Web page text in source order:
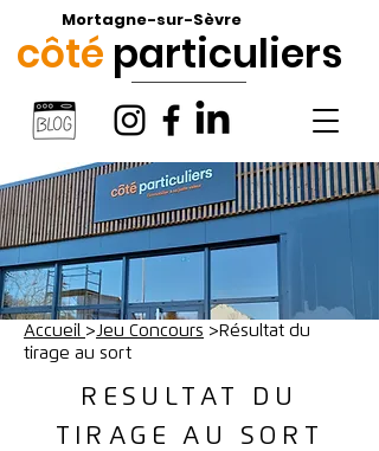
Mortagne-sur-Sèvre
côté particuliers
Accueil >Jeu Concours >Résultat du
tirage au sort
RESULTAT DU
TIRAGE AU SORT